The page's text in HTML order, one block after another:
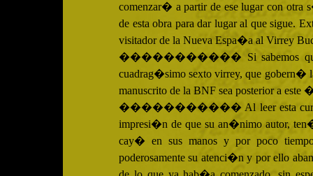
comenzar� a partir de ese lugar con
de esta obra para dar lugar al que sigue.
visitador de la Nueva Espa�a al Virrey
����������� Si sabemos que
cuadrag�simo sexto virrey, que gobern�
manuscrito de la BNF sea posterior a
����������� Al leer esta curiosa
impresi�n de que su an�nimo autor,
cay� en sus manos y por poco
poderosamente su atenci�n y por ello